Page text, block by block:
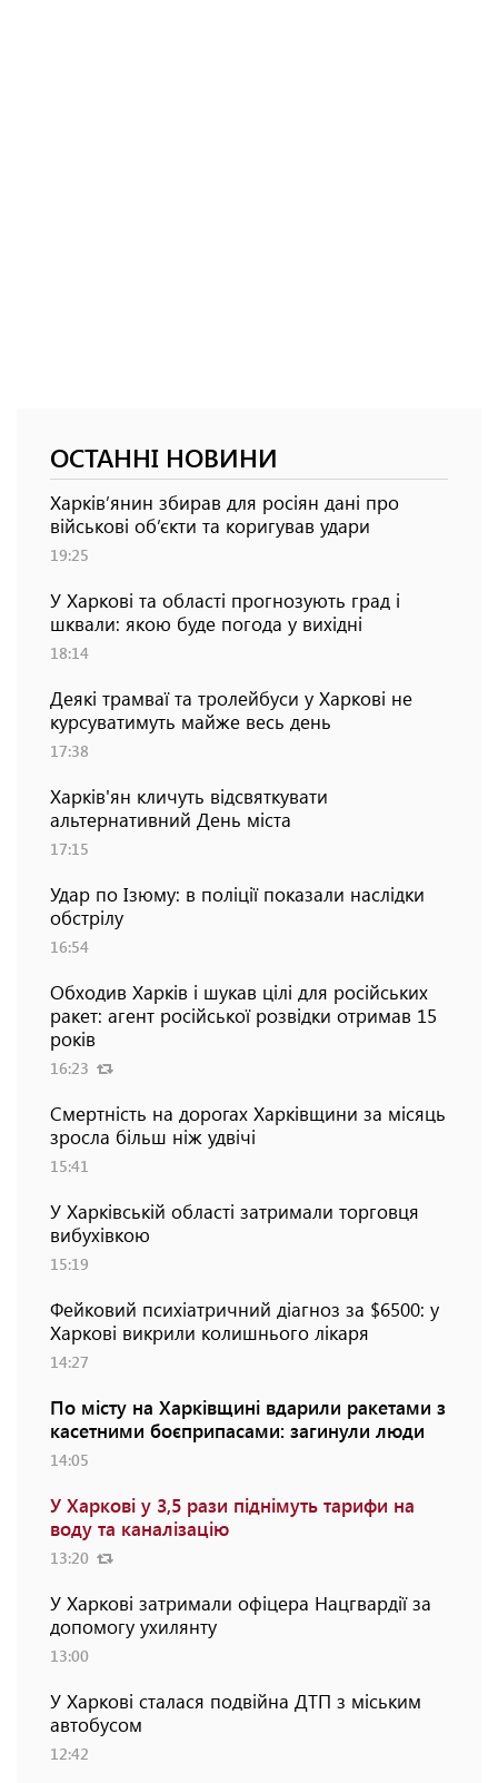
ОСТАННІ НОВИНИ
Харків’янин збирав для росіян дані про
військові об’єкти та коригував удари
19:25
У Харкові та області прогнозують град і
шквали: якою буде погода у вихідні
18:14
Деякі трамваї та тролейбуси у Харкові не
курсуватимуть майже весь день
17:38
Харків'ян кличуть відсвяткувати
альтернативний День міста
17:15
Удар по Ізюму: в поліції показали наслідки
обстрілу
16:54
Обходив Харків і шукав цілі для російських
ракет: агент російської розвідки отримав 15
років
16:23
Смертність на дорогах Харківщини за місяць
зросла більш ніж удвічі
15:41
У Харківській області затримали торговця
вибухівкою
15:19
Фейковий психіатричний діагноз за $6500: у
Харкові викрили колишнього лікаря
14:27
По місту на Харківщині вдарили ракетами з
касетними боєприпасами: загинули люди
14:05
У Харкові у 3,5 рази піднімуть тарифи на
воду та каналізацію
13:20
У Харкові затримали офіцера Нацгвардії за
допомогу ухилянту
13:00
У Харкові сталася подвійна ДТП з міським
автобусом
12:42